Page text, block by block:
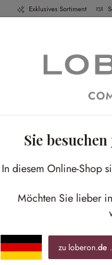
Exklusives Sortiment
Küche Schlafen
Sie
In diesem Online-Shop
Möchten Sie lieber
zu loberon.de